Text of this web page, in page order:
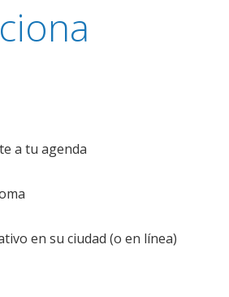
a tu agenda
en su ciudad (o en línea)